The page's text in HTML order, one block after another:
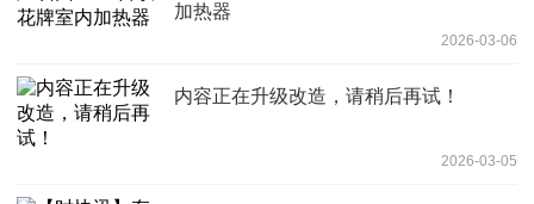
加热器
2026-03-06
内容正在升级改造，请稍后再试！
2026-03-05